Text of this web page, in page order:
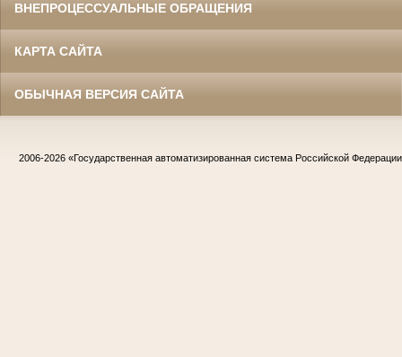
ВНЕПРОЦЕССУАЛЬНЫЕ ОБРАЩЕНИЯ
КАРТА САЙТА
ОБЫЧНАЯ ВЕРСИЯ САЙТА
2006-2026 «Государственная автоматизированная система Российской